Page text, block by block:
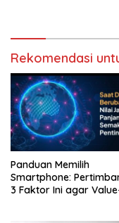
Rekomendasi
Panduan Memilih
Smartphone:
3 Faktor Ini agar